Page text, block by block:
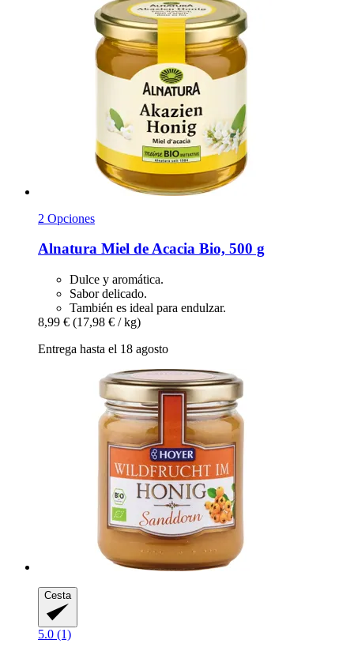
2 Opciones
Alnatura Miel de Acacia Bio, 500 g
Dulce y aromática.
Sabor delicado.
También es ideal para endulzar.
8,99 € (17,98 € / kg)
Entrega hasta el 18 agosto
Cesta
5.0 (1)